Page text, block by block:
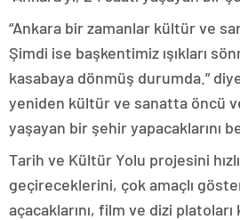
“Ankara bir zamanlar kültür ve
Şimdi ise başkentimiz ışıkları
kasabaya dönmüş durumda.”
yeniden kültür ve sanatta öncü
yaşayan bir şehir yapacaklarını
Tarih ve Kültür Yolu projesini
geçireceklerini, çok amaçlı
açacaklarını, film ve dizi